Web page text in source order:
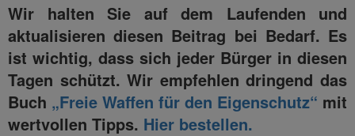
Wir halten Sie auf dem Laufenden und
aktualisieren diesen Beitrag bei Bedarf. Es
ist wichtig, dass sich jeder Bürger in diesen
Tagen schützt. Wir empfehlen dringend das
Buch „Freie Waffen für den Eigenschutz“ mit
wertvollen Tipps. Hier bestellen.